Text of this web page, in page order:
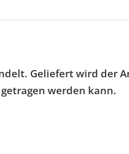
Geliefert wird der
werden kann.